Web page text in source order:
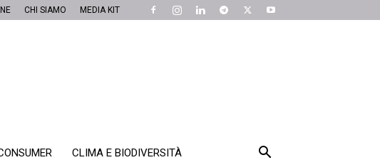
CHI SIAMO MEDIA KIT
CLIMA E BIODIVERSITÀ